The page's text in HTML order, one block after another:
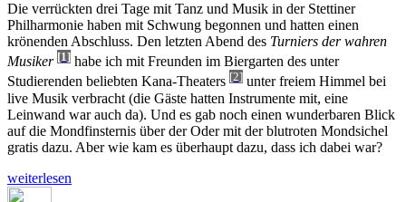
Die verrückten drei Tage mit Tanz und Musik in der Stettiner
Philharmonie haben mit Schwung begonnen und hatten einen
krönenden Abschluss. Den letzten Abend des Turniers der wahren
Musiker [1] habe ich mit Freunden im Biergarten des unter
Studierenden beliebten Kana-Theaters [2] unter freiem Himmel bei
live Musik verbracht (die Gäste hatten Instrumente mit, eine
Leinwand war auch da). Und es gab noch einen wunderbaren Blick
auf die Mondfinsternis über der Oder mit der blutroten Mondsichel
gratis dazu. Aber wie kam es überhaupt dazu, dass ich dabei war?
„Musik,
Tanz,
weiterlesen